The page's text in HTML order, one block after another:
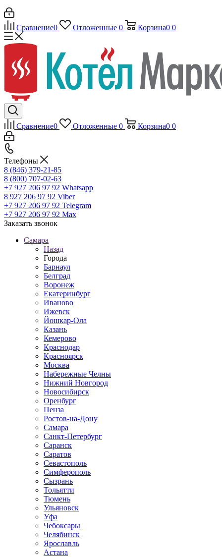
Сравнение0 Отложенные 0 Корзина0 0
Сравнение0 Отложенные 0 Корзина0 0
Телефоны
8 (846) 379-21-85
8 (800) 707-02-63
+7 927 206 97 92 Whatsapp
8 927 206 97 92 Viber
+7 927 206 97 92 Telegram
+7 927 206 97 92 Max
Заказать звонок
Самара
Назад
Города
Барнаул
Белград
Воронеж
Екатеринбург
Иваново
Ижевск
Йошкар-Ола
Казань
Кемерово
Краснодар
Красноярск
Москва
Набережные Челны
Нижний Новгород
Новосибирск
Оренбург
Пенза
Ростов-на-Дону
Самара
Санкт-Петербург
Саранск
Саратов
Севастополь
Симферополь
Сызрань
Тольятти
Тюмень
Ульяновск
Уфа
Чебоксары
Челябинск
Ярославль
Астана